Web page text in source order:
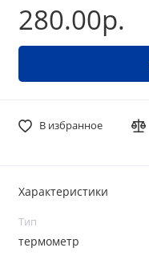
280.00р.
В избранное
Характеристики
Тип
термометр